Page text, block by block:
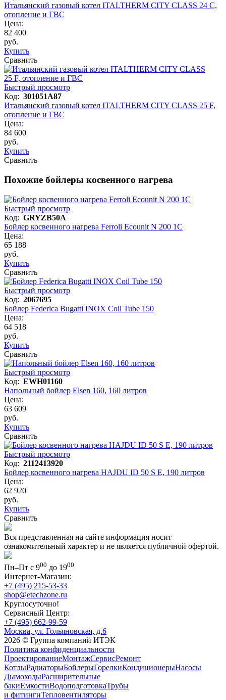
Итальянский газовый котел ITALTHERM CITY CLASS 24 C,
отопление и ГВС
Цена:
82 400
руб.
Купить
Сравнить
Быстрый просмотр
Код: 301051A87
Итальянский газовый котел ITALTHERM CITY CLASS 25 F,
отопление и ГВС
Цена:
84 600
руб.
Купить
Сравнить
Похожие бойлеры косвенного нагрева
Быстрый просмотр
Код: GRYZB50A
Бойлер косвенного нагрева Ferroli Ecounit N 200 1C
Цена:
65 188
руб.
Купить
Сравнить
Быстрый просмотр
Код: 2067695
Бойлер Federica Bugatti INOX Coil Tube 150
Цена:
64 518
руб.
Купить
Сравнить
Быстрый просмотр
Код: EWH01160
Напольный бойлер Elsen 160, 160 литров
Цена:
63 609
руб.
Купить
Сравнить
Быстрый просмотр
Код: 2112413920
Бойлер косвенного нагрева HAJDU ID 50 S E, 190 литров
Цена:
62 920
руб.
Купить
Сравнить
Вся представленная на сайте информация носит
ознакомительный характер и не является публичной офертой.
Пн–Пт с 900 до 1900
Интернет-Магазин:
+7 (495) 215-53-33
shop@etechzone.ru
Круглосуточно!
Сервисный Центр:
+7 (495) 662-99-59
Москва, ул. Гольяновская, д.6
2026 © Группа компаний ИТЭК
Политика конфиденциальности
ПроектированиеМонтажСервисРемонт
КотлыРадиаторыБойлерыГорелкиКондиционерыНасосы
ДымоходыРасширительные
бакиЕмкостиВодоподготовкаТрубы
и фитингиТепловентиляторы